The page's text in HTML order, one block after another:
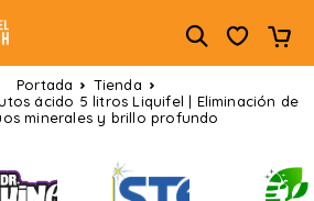
Portada
Tienda
ácido 5 litros Liquifel | Eliminación de
minerales y brillo profundo